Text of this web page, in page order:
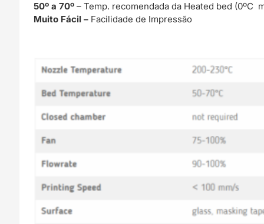
50º a 70º– Temp. recomendada da Heated bed (0ºC
Muito Fácil – Facilidade de Impressão